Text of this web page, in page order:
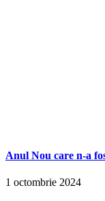
Anul Nou care n-a
1 octombrie 2024